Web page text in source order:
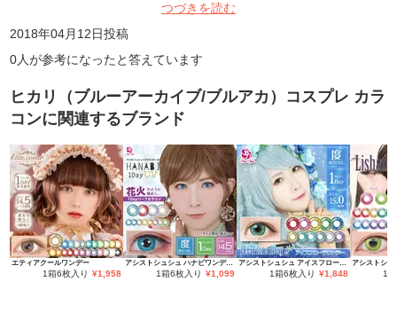
つづきを読む
2018年04月12日投稿
0人が参考になったと答えています
ヒカリ（ブルーアーカイブ/ブルアカ）コスプレ カラ
コンに関連するブランド
エティアクールワンデー
1箱6枚入り ¥1,958
アシストシュシュ ハナビワンデーUV
1箱6枚入り ¥1,099
アシストシュシュ アイスフローラワンデー
1箱6枚入り ¥1,848 1